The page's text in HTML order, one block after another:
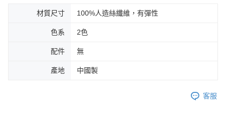
材質尺寸 100%人造絲纖維，有彈性
色系 2色
配件 無
產地 中國製
客服